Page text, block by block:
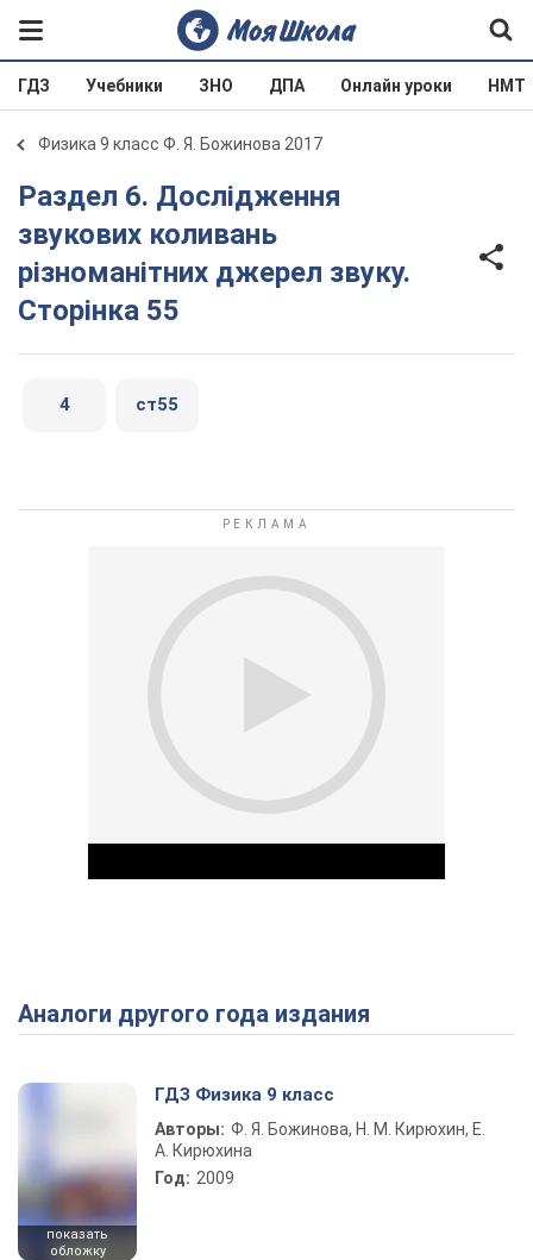
ГДЗ Учебники ЗНО ДПА Онлайн уроки НМТ
Физика 9 класс Ф. Я. Божинова 2017
Раздел 6. Дослідження
звукових коливань
різноманітних джерел звуку.
Сторінка 55
4 ст55
Play Video
Аналоги другого года издания
показать
обложку
ГДЗ Физика 9 класс
Авторы: Ф. Я. Божинова, Н. М. Кирюхин, Е.
А. Кирюхина
Год: 2009